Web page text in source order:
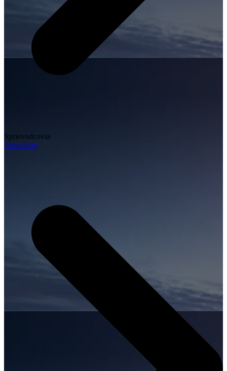
Sprievodcovia
Destinácie